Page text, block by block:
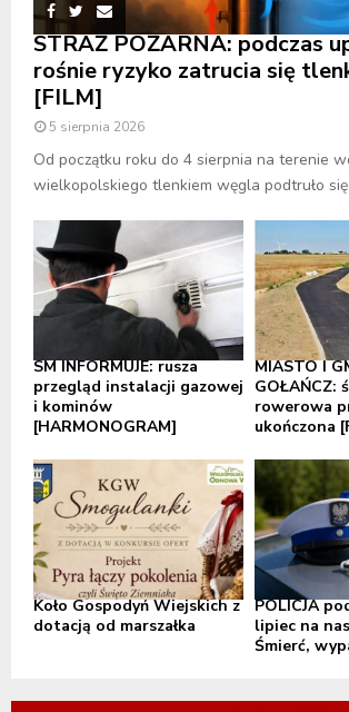
STRAŻ POŻARNA: podczas
rośnie ryzyko zatrucia się
[FILM]
5 sierpnia 2026
Od początku roku do 4 sierpnia na terenie
wielkopolskiego tlenkiem węgla podtruło się
SM INFORMUJE: rusza
przegląd instalacji gazowej
i kominów
[HARMONOGRAM]
MIASTO I
GOŁAŃCZ:
rowerowa
ukończona
Koło Gospodyń Wiejskich z
dotacją od marszałka
POLICJA
lipiec na
Śmierć,